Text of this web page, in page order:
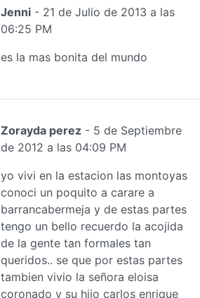
Jenni - 21 de Julio de 2013 a las
06:25 PM
es la mas bonita del mundo
Zorayda perez - 5 de Septiembre
de 2012 a las 04:09 PM
yo vivi en la estacion las montoyas
conoci un poquito a carare a
barrancabermeja y de estas partes
tengo un bello recuerdo la acojida
de la gente tan formales tan
queridos.. se que por estas partes
tambien vivio la señora eloisa
coronado y su hijo carlos enrique